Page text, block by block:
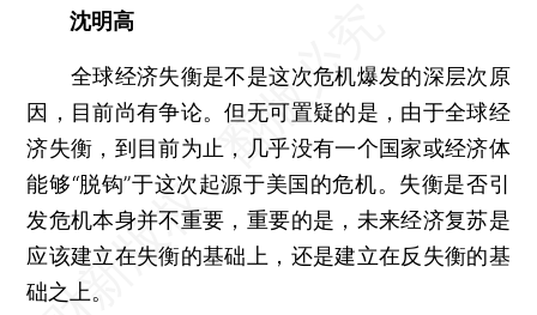
沈明高
全球经济失衡是不是这次危机爆发的深层次原
因，目前尚有争论。但无可置疑的是，由于全球经
济失衡，到目前为止，几乎没有一个国家或经济体
能够“脱钩”于这次起源于美国的危机。失衡是否引
发危机本身并不重要，重要的是，未来经济复苏是
应该建立在失衡的基础上，还是建立在反失衡的基
础之上。